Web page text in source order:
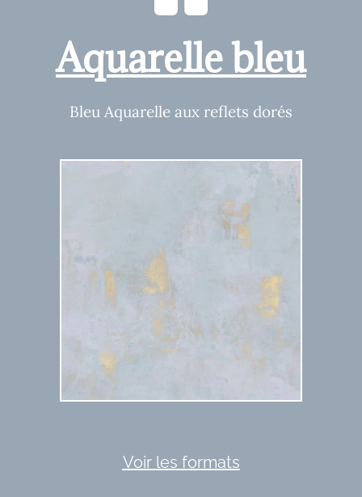
Aquarelle bleu
Bleu Aquarelle aux reflets dorés
Voir les formats